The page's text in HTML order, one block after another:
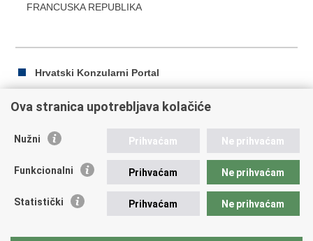
FRANCUSKA REPUBLIKA
Hrvatski Konzularni Portal
Ispiši
Podijeli
Facebooku
Twitteru
Republika Hrvatska
Trg N.Š. Zrinskog 7-8, 10000 Zagreb
fax: +385 (0)1 4551 795, +385 (0)1 4920 149
Ova stranica upotrebljava kolačiće
Nužni Prihvaćam Ne prihvaćam
Funkcionalni Prihvaćam Ne prihvaćam
Statistički Prihvaćam Ne prihvaćam